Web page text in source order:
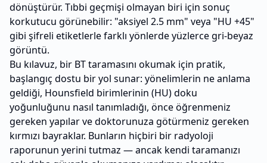
dönüştürür. Tıbbi geçmişi olmayan biri için sonuç
korkutucu görünebilir: "aksiyel 2.5 mm" veya "HU +45"
gibi şifreli etiketlerle farklı yönlerde yüzlerce gri-beyaz
görüntü.
Bu kılavuz, bir BT taramasını okumak için pratik,
başlangıç ​​dostu bir yol sunar: yönelimlerin ne anlama
geldiği, Hounsfield birimlerinin (HU) doku
yoğunluğunu nasıl tanımladığı, önce öğrenmeniz
gereken yapılar ve doktorunuza götürmeniz gereken
kırmızı bayraklar. Bunların hiçbiri bir radyoloji
raporunun yerini tutmaz — ancak kendi taramanızı